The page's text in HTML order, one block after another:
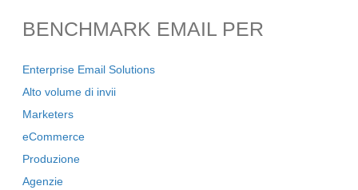
BENCHMARK EMAIL PER
Enterprise Email Solutions
Alto volume di invii
Marketers
eCommerce
Produzione
Agenzie